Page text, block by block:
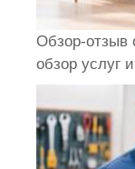
Обзор-отзыв
обзор услуг